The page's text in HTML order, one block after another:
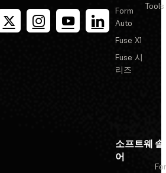
Form
Auto
Fuse X1
Fuse 시
리즈
Tools
소프트웨
어